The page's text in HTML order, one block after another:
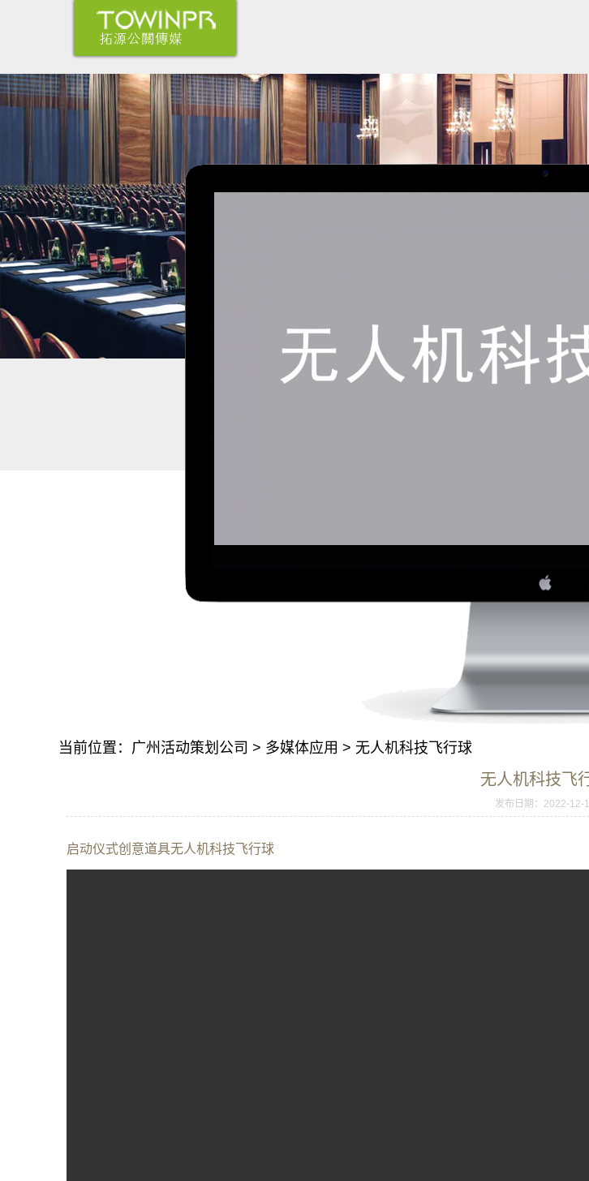
当前位置： 广州活动策划公司 > 多媒体应用 > 无人机科技飞行球
无人机科技飞
发布日期：2022-12-
启动仪式创意道具无人机科技飞行球